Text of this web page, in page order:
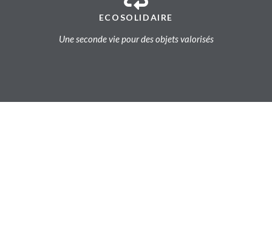
ECOSOLIDAIRE
Une seconde vie pour des objets valorisés